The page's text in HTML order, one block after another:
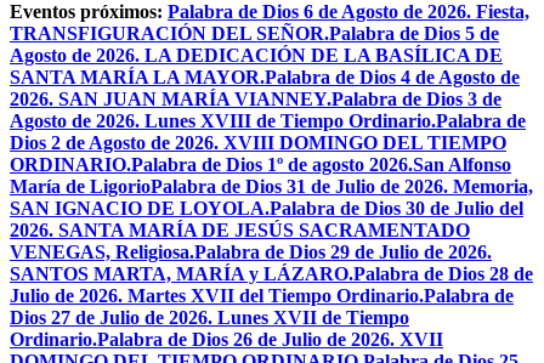
Eventos próximos: Palabra de Dios 6 de Agosto de 2026. Fiesta,
TRANSFIGURACIÓN DEL SEÑOR.Palabra de Dios 5 de
Agosto de 2026. LA DEDICACIÓN DE LA BASÍLICA DE
SANTA MARÍA LA MAYOR.Palabra de Dios 4 de Agosto de
2026. SAN JUAN MARÍA VIANNEY.Palabra de Dios 3 de
Agosto de 2026. Lunes XVIII de Tiempo Ordinario.Palabra de
Dios 2 de Agosto de 2026. XVIII DOMINGO DEL TIEMPO
ORDINARIO.Palabra de Dios 1º de agosto 2026.San Alfonso
María de LigorioPalabra de Dios 31 de Julio de 2026. Memoria,
SAN IGNACIO DE LOYOLA.Palabra de Dios 30 de Julio del
2026. SANTA MARÍA DE JESÚS SACRAMENTADO
VENEGAS, Religiosa.Palabra de Dios 29 de Julio de 2026.
SANTOS MARTA, MARÍA y LÁZARO.Palabra de Dios 28 de
Julio de 2026. Martes XVII del Tiempo Ordinario.Palabra de
Dios 27 de Julio de 2026. Lunes XVII de Tiempo
Ordinario.Palabra de Dios 26 de Julio de 2026. XVII